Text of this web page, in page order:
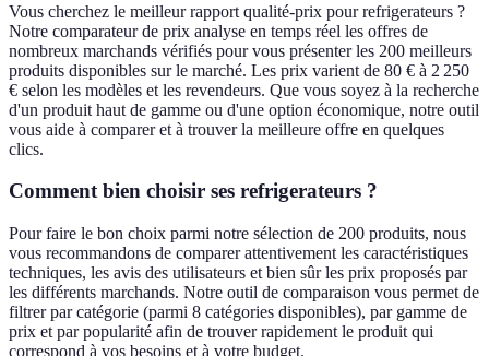
Vous cherchez le meilleur rapport qualité-prix pour refrigerateurs ?
Notre comparateur de prix analyse en temps réel les offres de
nombreux marchands vérifiés pour vous présenter les 200 meilleurs
produits disponibles sur le marché. Les prix varient de 80 € à 2 250
€ selon les modèles et les revendeurs. Que vous soyez à la recherche
d'un produit haut de gamme ou d'une option économique, notre outil
vous aide à comparer et à trouver la meilleure offre en quelques
clics.
Comment bien choisir ses refrigerateurs ?
Pour faire le bon choix parmi notre sélection de 200 produits, nous
vous recommandons de comparer attentivement les caractéristiques
techniques, les avis des utilisateurs et bien sûr les prix proposés par
les différents marchands. Notre outil de comparaison vous permet de
filtrer par catégorie (parmi 8 catégories disponibles), par gamme de
prix et par popularité afin de trouver rapidement le produit qui
correspond à vos besoins et à votre budget.